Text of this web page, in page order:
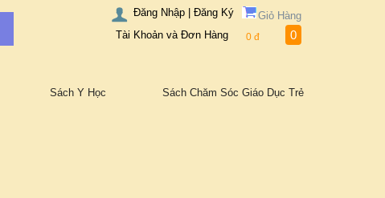
Giỏ Hàng
0đ 0
Đăng Nhập | Đăng Ký
Tài Khoản và Đơn Hàng
Sách Y Học Sách Chăm Sóc Giáo Dục Trẻ